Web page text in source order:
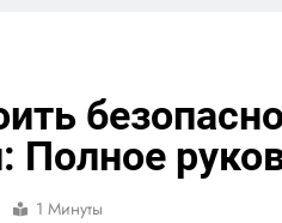
Полное
1 Минуты